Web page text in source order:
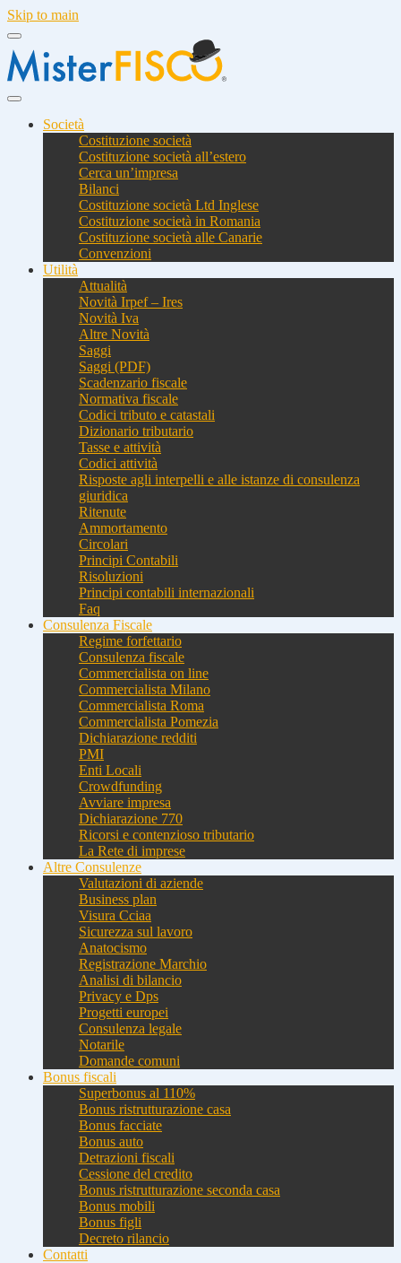
Skip to main
Società
Costituzione società
Costituzione società all’estero
Cerca un’impresa
Bilanci
Costituzione società Ltd Inglese
Costituzione società in Romania
Costituzione società alle Canarie
Convenzioni
Utilità
Attualità
Novità Irpef – Ires
Novità Iva
Altre Novità
Saggi
Saggi (PDF)
Scadenzario fiscale
Normativa fiscale
Codici tributo e catastali
Dizionario tributario
Tasse e attività
Codici attività
Risposte agli interpelli e alle istanze di consulenza
giuridica
Ritenute
Ammortamento
Circolari
Principi Contabili
Risoluzioni
Principi contabili internazionali
Faq
Consulenza Fiscale
Regime forfettario
Consulenza fiscale
Commercialista on line
Commercialista Milano
Commercialista Roma
Commercialista Pomezia
Dichiarazione redditi
PMI
Enti Locali
Crowdfunding
Avviare impresa
Dichiarazione 770
Ricorsi e contenzioso tributario
La Rete di imprese
Altre Consulenze
Valutazioni di aziende
Business plan
Visura Cciaa
Sicurezza sul lavoro
Anatocismo
Registrazione Marchio
Analisi di bilancio
Privacy e Dps
Progetti europei
Consulenza legale
Notarile
Domande comuni
Bonus fiscali
Superbonus al 110%
Bonus ristrutturazione casa
Bonus facciate
Bonus auto
Detrazioni fiscali
Cessione del credito
Bonus ristrutturazione seconda casa
Bonus mobili
Bonus figli
Decreto rilancio
Contatti